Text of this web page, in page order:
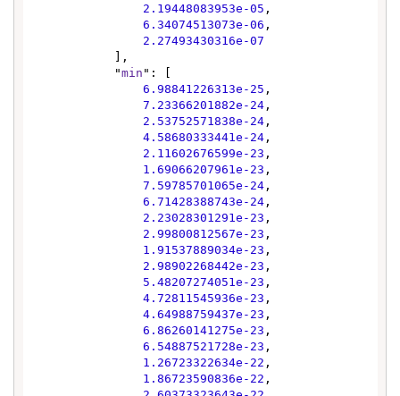
2.19448083953e-05 ,
6.34074513073e-06 ,
2.27493430316e-07
            "
min ": [
6.98841226313e-25 ,
7.23366201882e-24 ,
2.53752571838e-24 ,
4.58680333441e-24 ,
2.11602676599e-23 ,
1.69066207961e-23 ,
7.59785701065e-24 ,
6.71428388743e-24 ,
2.23028301291e-23 ,
2.99800812567e-23 ,
1.91537889034e-23 ,
2.98902268442e-23 ,
5.48207274051e-23 ,
4.72811545936e-23 ,
4.64988759437e-23 ,
6.86260141275e-23 ,
6.54887521728e-23 ,
1.26723322634e-22 ,
1.86723590836e-22 ,